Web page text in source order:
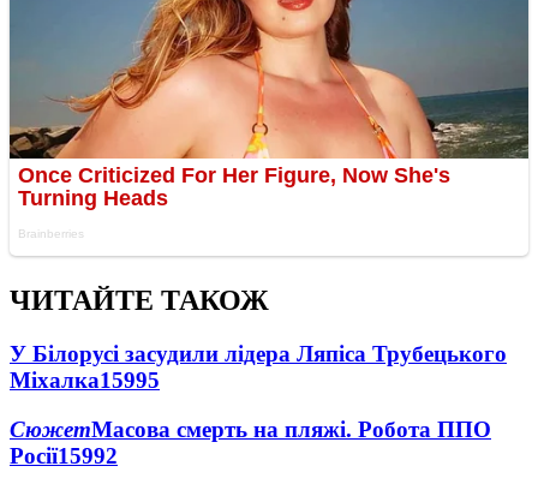
ЧИТАЙТЕ ТАКОЖ
У Білорусі засудили лідера Ляпіса Трубецького
Міхалка15995
СюжетМасова смерть на пляжі. Робота ППО
Росії15992